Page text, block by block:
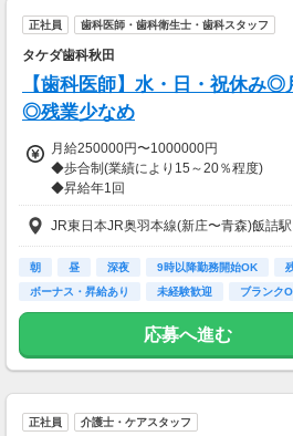
・試用期間なし
・時間外労働あり(月平均2時間)
・6ヶ月経過後の年次有給休暇日数10日
・介護、看護、育児休業取得実績あり
・外国人雇用実績あり
【交通費】
一部支給
正社員 歯科医師・歯科衛生士・歯科スタッフ
タケダ歯科秋田
【歯科医師】水・日・祝休み◎
◎残業少なめ
月給250000円〜1000000円
◆歩合制(業績により15～20％程度)
◆昇給年1回
※給与は経験・技能により応相談
【交通費】
なし
JR東日本JR奥羽本線(新庄〜青森)飯詰駅
朝 昼 深夜 9時以降勤務開始OK
ボーナス・昇給あり
未経験歓迎 ブランク
応募へ進む
正社員 介護士・ケアスタッフ